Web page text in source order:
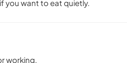
you want to eat quietly.
working.